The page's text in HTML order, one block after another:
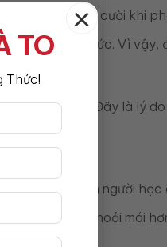
TO
Thức!
×
mình sẽ bị cười khi
chính thức. Vì
mất tự tin. Đây là
lớn và khiến người
tự nhiên và thoải mái